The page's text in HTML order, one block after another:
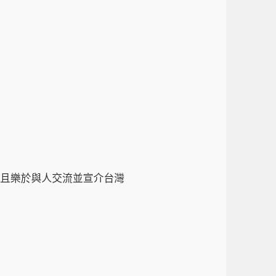
樂於與人交流並宣介台灣